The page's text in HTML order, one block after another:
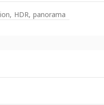
HDR, panorama